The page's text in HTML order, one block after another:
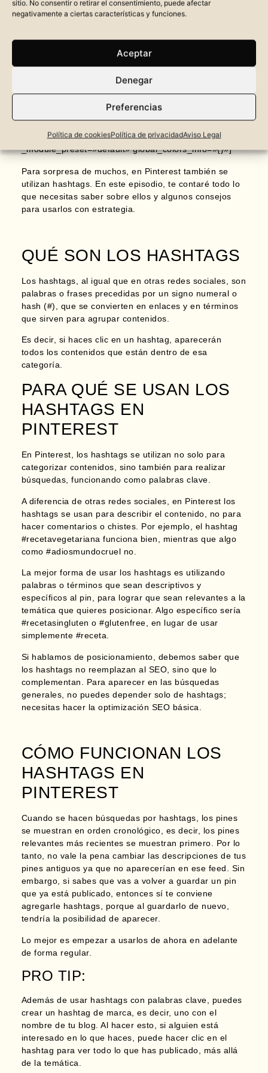
sitio. No consentir o retirar el consentimiento, puede afectar
negativamente a ciertas características y funciones.
Aceptar
Denegar
Preferencias
Política de cookiesPolítica de privacidadAviso Legal
[et_pb_section fb_built=»1″ _builder_version=»4.21.0″
[et_pb_row _builder_version=»4.21.0″
[et_pb_column type=»4_4″ _builder_version=»4.21.0″
_module_preset=»default» global_colors_info=»{}»]
[et_pb_text _builder_version=»4.21.0″
_module_preset=»default» global_colors_info=»{}»]
Para sorpresa de muchos, en Pinterest también se
utilizan hashtags. En este episodio, te contaré todo lo
que necesitas saber sobre ellos y algunos consejos
para usarlos con estrategia.
QUÉ SON LOS HASHTAGS
Los hashtags, al igual que en otras redes sociales, son
palabras o frases precedidas por un signo numeral o
hash (#), que se convierten en enlaces y en términos
que sirven para agrupar contenidos.
Es decir, si haces clic en un hashtag, aparecerán
todos los contenidos que están dentro de esa
categoría.
PARA QUÉ SE USAN LOS
HASHTAGS EN
PINTEREST
En Pinterest, los hashtags se utilizan no solo para
categorizar contenidos, sino también para realizar
búsquedas, funcionando como palabras clave.
A diferencia de otras redes sociales, en Pinterest los
hashtags se usan para describir el contenido, no para
hacer comentarios o chistes.
Por ejemplo, el hashtag
#recetavegetariana funciona bien, mientras que algo
como #adiosmundocruel no.
La mejor forma de usar los hashtags es utilizando
palabras o términos que sean descriptivos y
específicos al pin, para lograr que sean relevantes a la
temática que quieres posicionar. Algo específico sería
#recetasingluten o #glutenfree, en lugar de usar
simplemente #receta.
Si hablamos de posicionamiento, debemos saber que
los hashtags no reemplazan al SEO, sino que lo
complementan. Para aparecer en las búsquedas
generales, no puedes depender solo de hashtags;
necesitas hacer la optimización SEO básica.
CÓMO FUNCIONAN LOS
HASHTAGS EN
PINTEREST
Cuando se hacen búsquedas por hashtags, los pines
se muestran en orden cronológico, es decir, los pines
relevantes más recientes se muestran primero. Por lo
tanto, no vale la pena cambiar las descripciones de tus
pines antiguos ya que no aparecerían en ese feed. Sin
embargo, si sabes que vas a volver a guardar un pin
que ya está publicado, entonces sí te conviene
agregarle hashtags, porque al guardarlo de nuevo,
tendría la posibilidad de aparecer.
Lo mejor es empezar a usarlos de ahora en adelante
de forma regular.
PRO TIP:
Además de usar hashtags con palabras clave, puedes
crear un hashtag de marca, es decir, uno con el
nombre de tu blog. Al hacer esto, si alguien está
interesado en lo que haces, puede hacer clic en el
hashtag para ver todo lo que has publicado, más allá
de la temática.